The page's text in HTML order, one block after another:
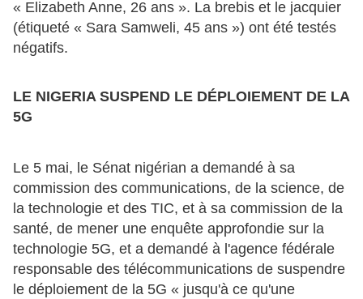
« Elizabeth Anne, 26 ans ». La brebis et le jacquier
(étiqueté « Sara Samweli, 45 ans ») ont été testés
négatifs.
LE NIGERIA SUSPEND LE DÉPLOIEMENT DE LA
5G
Le 5 mai, le Sénat nigérian a demandé à sa
commission des communications, de la science, de
la technologie et des TIC, et à sa commission de la
santé, de mener une enquête approfondie sur la
technologie 5G, et a demandé à l'agence fédérale
responsable des télécommunications de suspendre
le déploiement de la 5G « jusqu'à ce qu'une